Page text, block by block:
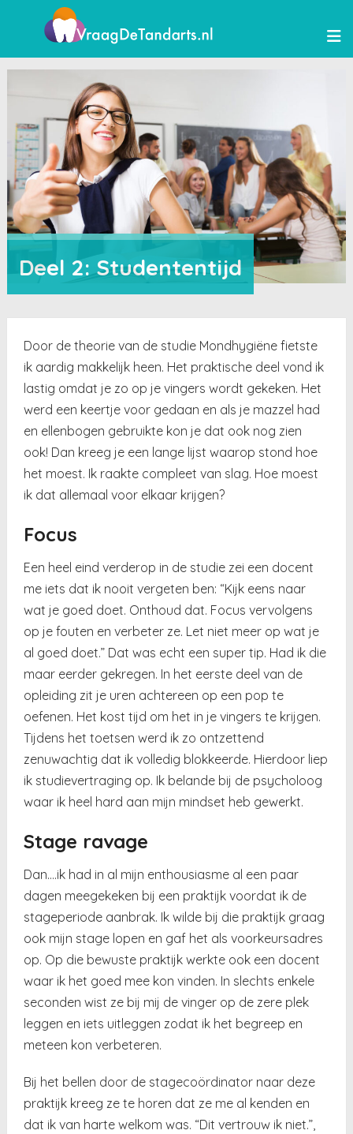
Deel 2: Studententijd
Door de theorie van de studie Mondhygiëne fietste
ik aardig makkelijk heen. Het praktische deel vond ik
lastig omdat je zo op je vingers wordt gekeken. Het
werd een keertje voor gedaan en als je mazzel had
en ellenbogen gebruikte kon je dat ook nog zien
ook! Dan kreeg je een lange lijst waarop stond hoe
het moest. Ik raakte compleet van slag. Hoe moest
ik dat allemaal voor elkaar krijgen?
Focus
Een heel eind verderop in de studie zei een docent
me iets dat ik nooit vergeten ben: “Kijk eens naar
wat je goed doet. Onthoud dat. Focus vervolgens
op je fouten en verbeter ze. Let niet meer op wat je
al goed doet.” Dat was echt een super tip. Had ik die
maar eerder gekregen. In het eerste deel van de
opleiding zit je uren achtereen op een pop te
oefenen. Het kost tijd om het in je vingers te krijgen.
Tijdens het toetsen werd ik zo ontzettend
zenuwachtig dat ik volledig blokkeerde. Hierdoor liep
ik studievertraging op. Ik belande bij de psycholoog
waar ik heel hard aan mijn mindset heb gewerkt.
Stage ravage
Dan….ik had in al mijn enthousiasme al een paar
dagen meegekeken bij een praktijk voordat ik de
stageperiode aanbrak. Ik wilde bij die praktijk graag
ook mijn stage lopen en gaf het als voorkeursadres
op. Op die bewuste praktijk werkte ook een docent
waar ik het goed mee kon vinden. In slechts enkele
seconden wist ze bij mij de vinger op de zere plek
leggen en iets uitleggen zodat ik het begreep en
meteen kon verbeteren.
Bij het bellen door de stagecoördinator naar deze
praktijk kreeg ze te horen dat ze me al kenden en
dat ik van harte welkom was. “Dit vertrouw ik niet.”,